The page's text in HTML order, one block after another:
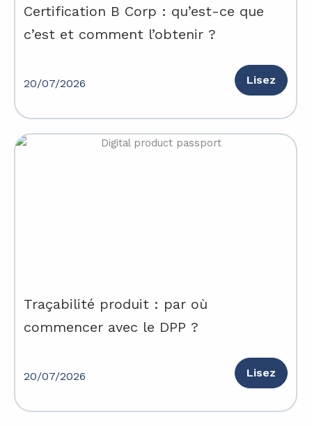
Certification B Corp : qu’est-ce que
c’est et comment l’obtenir ?
20/07/2026 Lisez
Traçabilité produit : par où
commencer avec le DPP ?
20/07/2026 Lisez